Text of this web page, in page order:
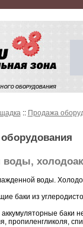
:: Продажа
воды,
воды.
баки из
баки
пропиленгликоля,